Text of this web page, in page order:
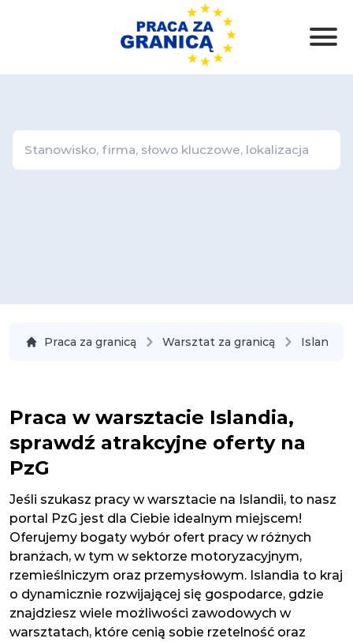
Praca za granicą Warsztat za granicą Islandia
Praca w warsztacie Islandia,
sprawdź atrakcyjne oferty na
PzG
Jeśli szukasz pracy w warsztacie na Islandii, to nasz
portal PzG jest dla Ciebie idealnym miejscem!
Oferujemy bogaty wybór ofert pracy w różnych
branżach, w tym w sektorze motoryzacyjnym,
rzemieślniczym oraz przemysłowym. Islandia to kraj
o dynamicznie rozwijającej się gospodarce, gdzie
znajdziesz wiele możliwości zawodowych w
warsztatach, które cenią sobie rzetelność oraz